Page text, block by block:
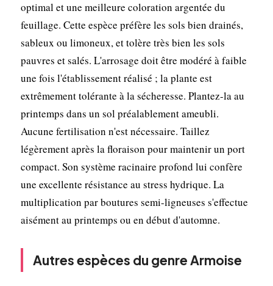
optimal et une meilleure coloration argentée du
feuillage. Cette espèce préfère les sols bien drainés,
sableux ou limoneux, et tolère très bien les sols
pauvres et salés. L'arrosage doit être modéré à faible
une fois l'établissement réalisé ; la plante est
extrêmement tolérante à la sécheresse. Plantez-la au
printemps dans un sol préalablement ameubli.
Aucune fertilisation n'est nécessaire. Taillez
légèrement après la floraison pour maintenir un port
compact. Son système racinaire profond lui confère
une excellente résistance au stress hydrique. La
multiplication par boutures semi-ligneuses s'effectue
aisément au printemps ou en début d'automne.
Autres espèces du genre Armoise